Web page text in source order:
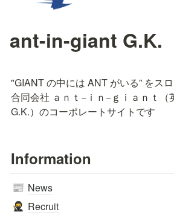
ant-in-giant G.K.
"GIANT の中には ANT がいる” をスロ
合同会社 ａｎｔ−ｉｎ−ｇｉａｎｔ（
G.K.）のコーポレートサイトです
Information
📰 News
🥷 Recruit